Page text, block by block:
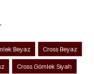
Beyaz Cross Beyaz
Cross Gömlek Siyah